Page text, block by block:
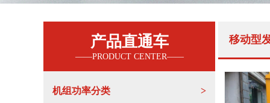
产品直通车
机组功率分类
移动型